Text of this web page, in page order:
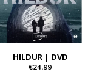
HILDUR | DVD
€24,99